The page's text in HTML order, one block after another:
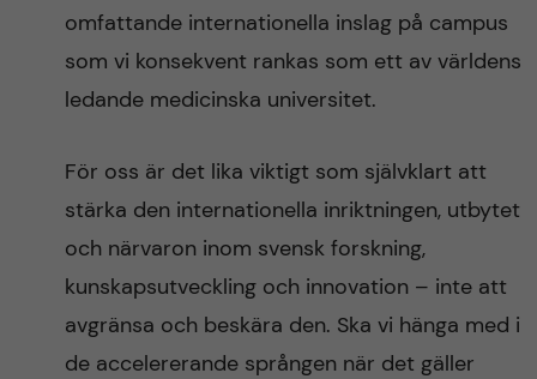
omfattande internationella inslag på campus
som vi konsekvent rankas som ett av världens
ledande medicinska universitet.
För oss är det lika viktigt som självklart att
stärka den internationella inriktningen, utbytet
och närvaron inom svensk forskning,
kunskapsutveckling och innovation – inte att
avgränsa och beskära den. Ska vi hänga med i
de accelererande sprången när det gäller